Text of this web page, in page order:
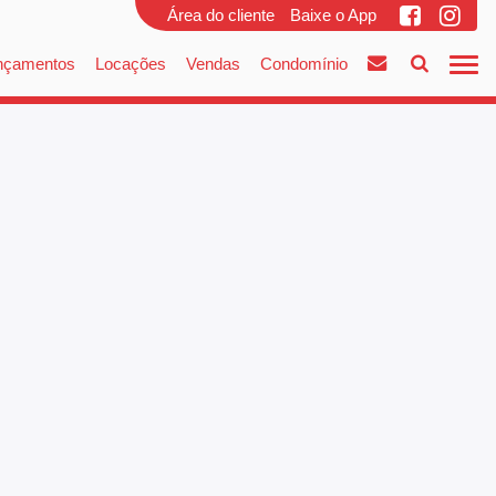
Área do cliente Baixe o App
Locações Vendas Condomínio